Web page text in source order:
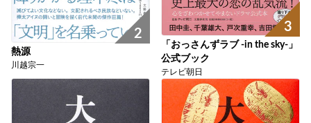
2
熱源
川越宗一
3
「おっさんずラブ -in the sky-」
公式ブック
テレビ朝日